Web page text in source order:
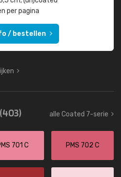
per pagina
/ bestellen
(403) alle Coated 7-serie
701 C PMS 702 C